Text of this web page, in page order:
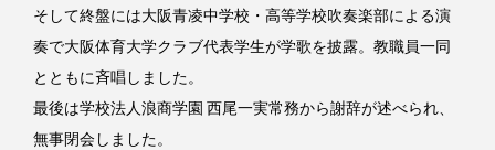
そして終盤には大阪青凌中学校・高等学校吹奏楽部による演
奏で大阪体育大学クラブ代表学生が学歌を披露。教職員一同
とともに斉唱しました。
最後は学校法人浪商学園 西尾一実常務から謝辞が述べられ、
無事閉会しました。